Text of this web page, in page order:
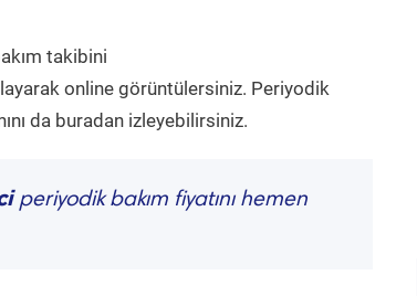
takibini
online görüntülersiniz. Periyodik
da buradan izleyebilirsiniz.
periyodik bakım fiyatını hemen